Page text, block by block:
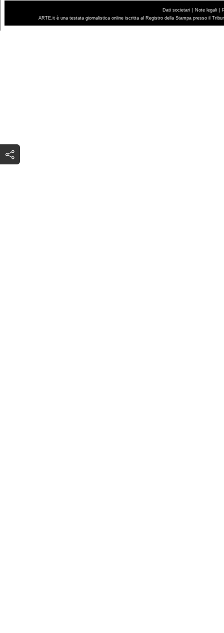
Dati societari | Note legali |
ARTE.it è una testata giornalistica online iscritta al Registro della Stampa presso il